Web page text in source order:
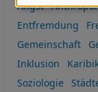
Angst
Entfremdung
Gemeinschaft
Inklusion
Soziologie
und
Cookies